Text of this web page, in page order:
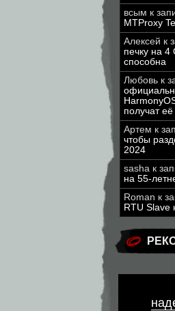
всым к
MTProxy
Алексей к
печку на 4
способна
Любовь к
получат
Артем к
чтобы
2024
sasha к
на 55-
Roman к
RTU Slave